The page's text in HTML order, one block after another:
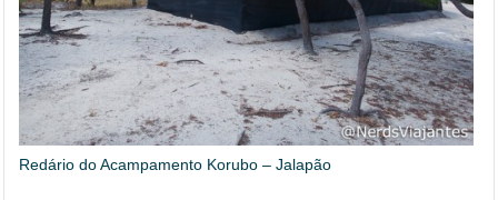
Redário do Acampamento Korubo – Jalapão